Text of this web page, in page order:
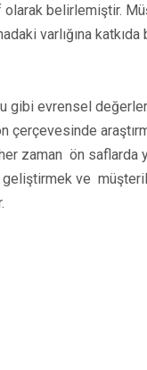
olarak belirlemiştir.
varlığına katkıda
gibi evrensel
çerçevesinde
zaman ön saflarda
geliştirmek ve